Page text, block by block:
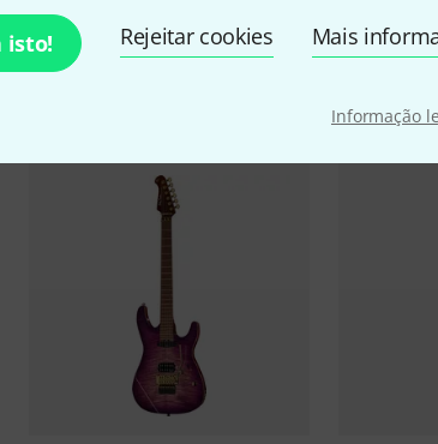
isto! Rejeitar cookies Mais
Informação
Benton Ofertas